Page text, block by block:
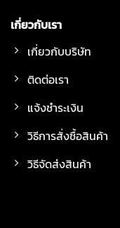
เกี่ยวกับเรา
เกี่ยวกับบริษัท
ติดต่อเรา
แจ้งชำระเงิน
วิธีการสั่งซื้อสินค้า
วิธีจัดส่งสินค้า